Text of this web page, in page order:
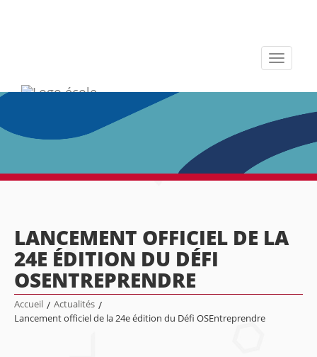
Toggle
LANCEMENT OFFICIEL DE LA
24E ÉDITION DU DÉFI
OSENTREPRENDRE
Accueil / Actualités /
Lancement officiel de la 24e édition du Défi OSEntreprendre